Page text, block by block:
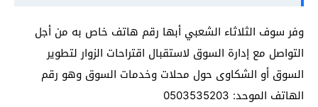
وفر سوف الثلاثاء الشعبي أبها رقم هاتف خاص به من أجل
التواصل مع إدارة السوق لاستقبال اقتراحات الزوار لتطوير
السوق أو الشكاوى حول محلات وخدمات السوق وهو رقم
الهاتف الموحد: 0503535203